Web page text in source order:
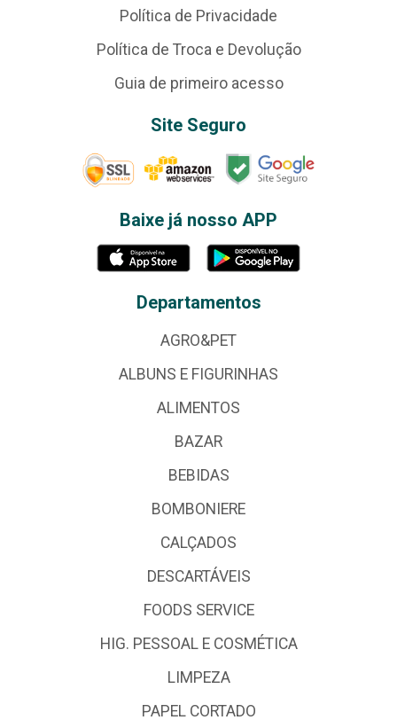
Política de Privacidade
Política de Troca e Devolução
Guia de primeiro acesso
Site Seguro
Baixe já nosso APP
Departamentos
AGRO&PET
ALBUNS E FIGURINHAS
ALIMENTOS
BAZAR
BEBIDAS
BOMBONIERE
CALÇADOS
DESCARTÁVEIS
FOODS SERVICE
HIG. PESSOAL E COSMÉTICA
LIMPEZA
PAPEL CORTADO